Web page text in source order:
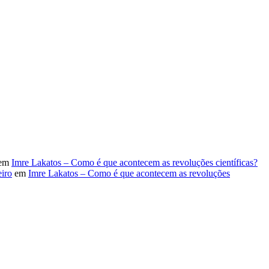
Imre Lakatos – Como é que acontecem as revoluções científicas?
em Imre Lakatos – Como é que acontecem as revoluções